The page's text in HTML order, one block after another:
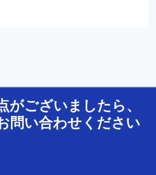
がございましたら、
問い合わせ ください